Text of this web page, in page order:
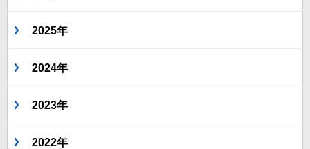
2025年
2024年
2023年
2022年